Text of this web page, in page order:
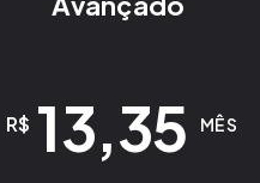
R$ 13,35 MÊS